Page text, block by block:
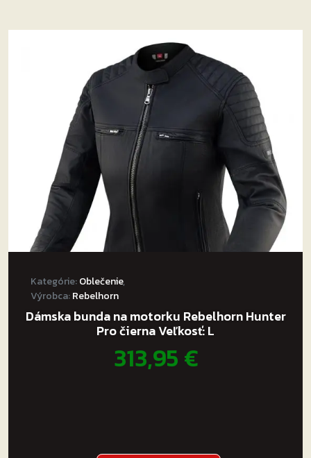
Kategórie:Oblečenie,
Výrobca:Rebelhorn
Dámska bunda na motorku Rebelhorn Hunter
Pro čierna Veľkosť: L
313,95€